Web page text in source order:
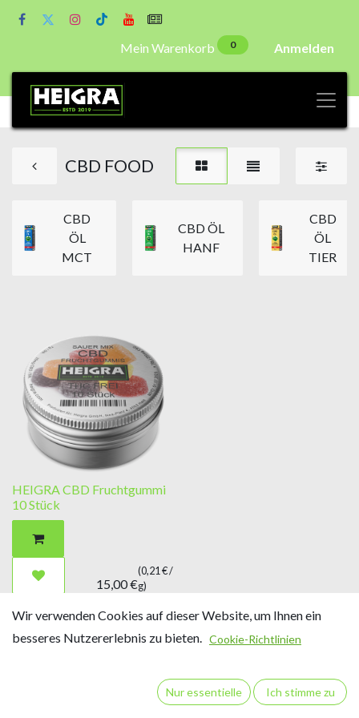
Mein Warenkorb 0 Anmelden
CBD FOOD
CBD
ÖL
MCT
CBD ÖL
HANF
CBD
ÖL
TIER
HEIGRA CBD Fruchtgummi
10 Stück
15,00€
(0,21 € /
g)
Wir verwenden Cookies auf dieser Website, um Ihnen ein
besseres Nutzererlebnis zu bieten. Cookie-Richtlinien
Nur essentielle Ich stimme zu